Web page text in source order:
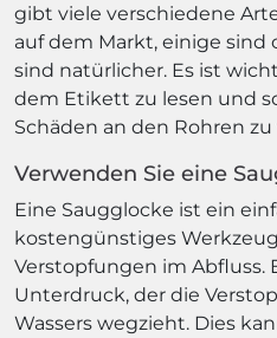
gibt viele verschiedene
auf dem Markt, einige sind
sind natürlicher. Es ist
dem Etikett zu lesen und
Schäden an den Rohren
Verwenden Sie eine
Eine Saugglocke ist ein
kostengünstiges
Verstopfungen im Abfluss.
Unterdruck, der die
Wassers wegzieht. Dies